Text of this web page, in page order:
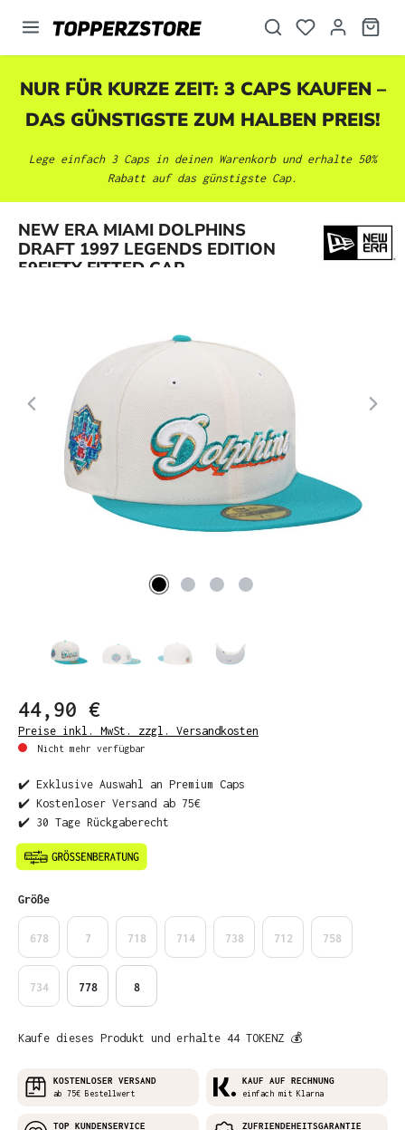
springen
NUR FÜR KURZE ZEIT: 3 CAPS KAUFEN –
DAS GÜNSTIGSTE ZUM HALBEN PREIS!
Lege einfach 3 Caps in deinen Warenkorb und erhalte 50%
Rabatt auf das günstigste Cap.
NEW ERA MIAMI DOLPHINS
DRAFT 1997 LEGENDS EDITION
59FIFTY FITTED CAP
44,90 €
Preise inkl. MwSt. zzgl. Versandkosten
Nicht mehr verfügbar
✔️ Exklusive Auswahl an Premium Caps
✔️ Kostenloser Versand ab 75€
✔️ 30 Tage Rückgaberecht
Größeauswählen
678 7 718 714 738 712 758
734 778 8
Kaufe dieses Produkt und erhalte 44 TOKENZ 💰
KOSTENLOSER VERSAND
ab 75€ Bestellwert
KAUF AUF RECHNUNG
einfach mit Klarna
TOP KUNDENSERVICE
ZUFRIENDEHEITSGARANTIE